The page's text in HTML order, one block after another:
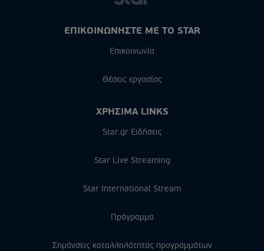
ΕΠΙΚΟΙΝΩΝΗΣΤΕ ΜΕ ΤΟ STAR
Επικοινωνία
Θέσεις εργασίας
ΧΡΗΣΙΜΑ LINKS
Star.gr Ειδήσεις
Star Live Streaming
Star International Stream
Πρόγραμμα
Σημάνσεις καταλληλότητας προγραμμάτων